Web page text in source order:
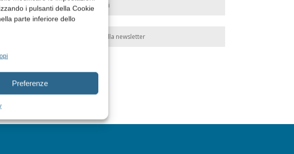
i pulsanti della Cookie
parte inferiore dello
Preferenze
Abbonati
Iscriviti alla newsletter